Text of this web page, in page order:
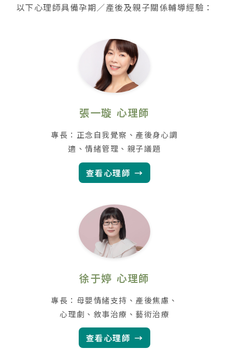
以下心理師具備孕期／產後及親子關係輔導經驗：
張一璇 心理師
專長：正念自我覺察、產後身心調
適、情緒管理、親子議題
查看心理師 →
徐于婷 心理師
專長：母嬰情緒支持、產後焦慮、
心理劇、敘事治療、藝術治療
查看心理師 →